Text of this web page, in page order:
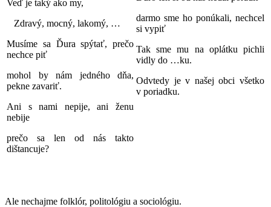
Veď je taký ako my,
Zdravý, mocný, lakomý, …
Musíme sa Ďura spýtať, prečo
nechce piť
mohol by nám jedného dňa,
pekne zavariť.
Ani s nami nepije, ani ženu
nebije
prečo sa len od nás takto
dištancuje?
darmo sme ho ponúkali, nechcel
si vypiť
Tak sme mu na oplátku pichli
vidly do …ku.
Odvtedy je v našej obci všetko
v poriadku.
Ale nechajme folklór, politológiu a sociológiu.